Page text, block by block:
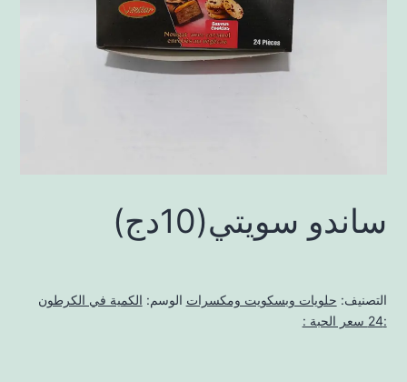
ساندو سويتي(10دج)
التصنيف: حلويات وبسكويت ومكسرات الوسم: الكمية في الكرطون
:24 سعر الحبة :